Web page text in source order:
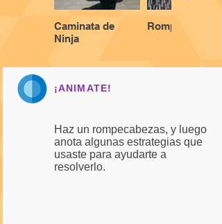
Caminata de
Ninja
Rompecabezas
¡ANIMATE!
Haz un rompecabezas, y luego
anota algunas estrategias que
usaste para ayudarte a
resolverlo.